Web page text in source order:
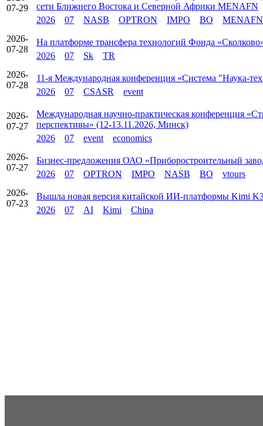
07-29
сети Ближнего Востока и Северной Африки MENAFN
2026
07 NASB OPTRON IMPO BO
MENAFN
2026-
07-28
На платформе трансфера технологий Фонда
2026
07 Sk
TR
2026-
07-28
11-я Международная конференция «Система "Наука-
2026
07 CSASR event
2026-
07-27
Международная научно-практическая конференция
перспективы» (12-13.11.2026, Минск)
2026
07 event
economics
2026-
07-27
Бизнес-предложения ОАО «Приборостроительный
2026
07 OPTRON IMPO NASB BO
vtours
2026-
07-23
Вышла новая версия китайской ИИ‑платформы Kimi
2026
07 AI Kimi China